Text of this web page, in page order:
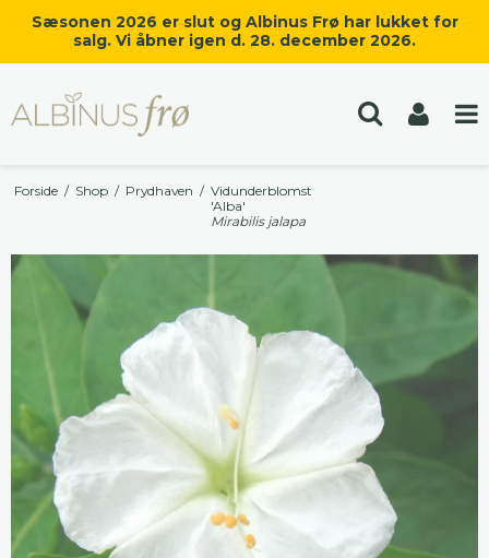
Sæsonen 2026 er slut og Albinus Frø har lukket for
salg. Vi åbner igen d. 28. december 2026.
Forside / Shop / Prydhaven / Vidunderblomst
'Alba'
Mirabilis jalapa